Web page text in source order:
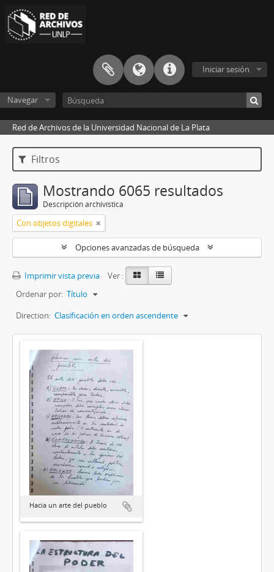
Iniciar sesión
Navegar
Red de Archivos de la Universidad Nacional de La Plata
Filtros
Mostrando 6065 resultados
Descripción archivística
Con objetos digitales
Opciones avanzadas de búsqueda
Imprimir vista previa
Ver :
Ordenar por: Título
Direction: Clasificación en orden ascendente
Hacia un arte del pueblo